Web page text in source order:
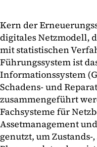
Kern der
digitales Netzmodell,
mit statistischen
Führungssystem ist
Informationssystem
Schadens- und
zusammengeführt
Fachsysteme für
Assetmanagement
genutzt, um Zustands-